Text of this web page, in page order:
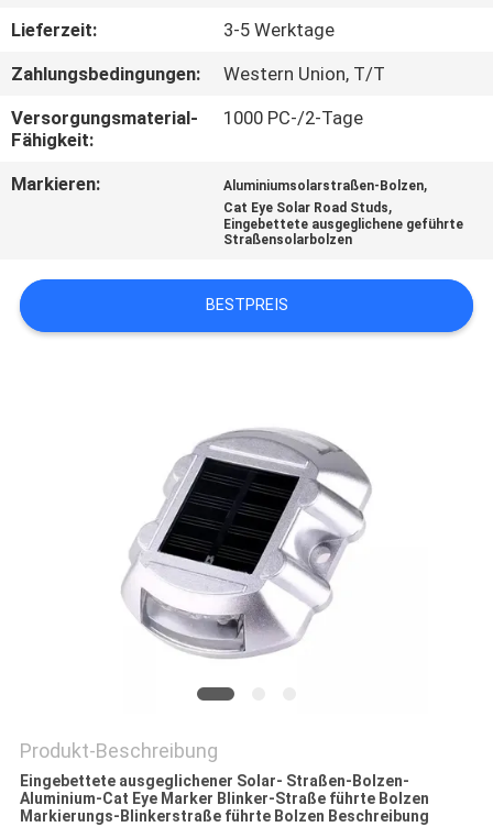
FÄLLE
FORDERN
EIN
ANGEBOT
AN
DATENSCHUTZRICHTLINIE
Lieferzeit:
3-5 Werktage
Zahlungsbedingungen:
Western Union, T/T
Versorgungsmaterial-
Fähigkeit:
1000 PC-/2-Tage
Markieren: Aluminiumsolarstraßen-Bolzen,
Cat Eye Solar Road Studs,
Eingebettete ausgeglichene geführte
Straßensolarbolzen
BESTPREIS
Produkt-Beschreibung
Eingebettete ausgeglichener Solar- Straßen-Bolzen-
Aluminium-Cat Eye Marker Blinker-Straße führte Bolzen
Markierungs-Blinkerstraße führte Bolzen Beschreibung